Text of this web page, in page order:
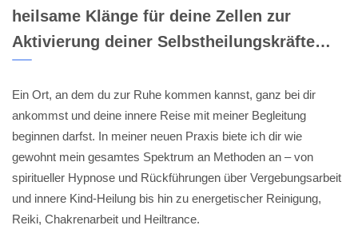
heilsame Klänge für deine Zellen zur
Aktivierung deiner Selbstheilungskräfte…
Ein Ort, an dem du zur Ruhe kommen kannst, ganz bei dir
ankommst und deine innere Reise mit meiner Begleitung
beginnen darfst. In meiner neuen Praxis biete ich dir wie
gewohnt mein gesamtes Spektrum an Methoden an – von
spiritueller Hypnose und Rückführungen über Vergebungsarbeit
und innere Kind-Heilung bis hin zu energetischer Reinigung,
Reiki, Chakrenarbeit und Heiltrance.